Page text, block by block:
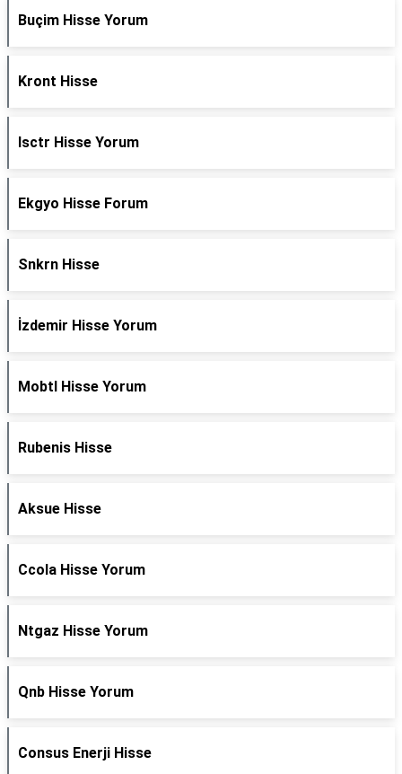
Buçim Hisse Yorum
Kront Hisse
Isctr Hisse Yorum
Ekgyo Hisse Forum
Snkrn Hisse
İzdemir Hisse Yorum
Mobtl Hisse Yorum
Rubenis Hisse
Aksue Hisse
Ccola Hisse Yorum
Ntgaz Hisse Yorum
Qnb Hisse Yorum
Consus Enerji Hisse